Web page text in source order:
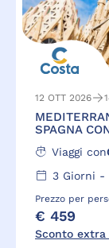
12 OTT 2026
SPAGNA
Viaggi con
3Giorni -
Prezzo per
€ 459
Sconto